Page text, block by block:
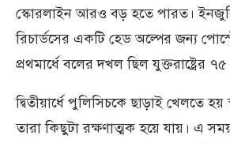
স্কোরলাইন আরও বড় হতে পারত।
রিচার্ডসের একটি হেড অল্পের জন্য
প্রথমার্ধে বলের দখল ছিল যুক্তরাষ্ট্রের
দ্বিতীয়ার্ধে পুলিসিচকে ছাড়াই খেলতে
তারা কিছুটা রক্ষণাত্মক হয়ে যায়। এ